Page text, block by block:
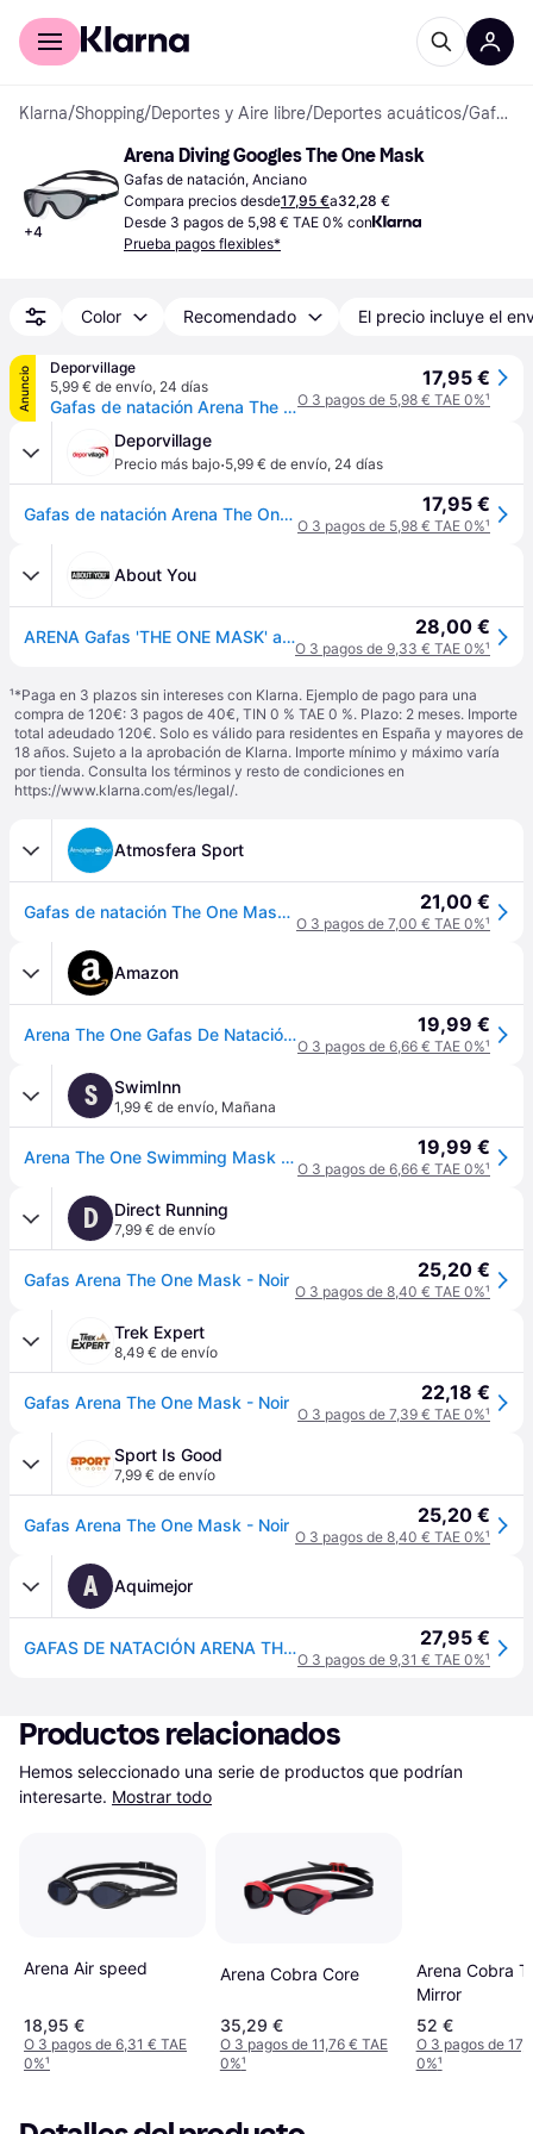
Comprar con Klarna
Klarna/Shopping/Deportes y Aire libre/Deportes acuáticos/ Gafas de natación
+4
Arena Diving Googles The One Mask
Gafas de natación, Anciano
Compara precios desde17,95 €a32,28 €
Desde 3 pagos de 5,98 € TAE 0% con
Prueba pagos flexibles*
Color Recomendado El precio incluye el
Anuncio
Deporvillage
5,99 € de envío, 24 días
Gafas de natación Arena The One negro con lentes ahumadas gris - Black
17,95 €
O 3 pagos de 5,98 € TAE 0%¹
Deporvillage
Precio más bajo·5,99 € de envío, 24 días
Gafas de natación Arena The One negro con lentes ahumadas gris - Black 17,95 €
O 3 pagos de 5,98 € TAE 0%¹
About You
ARENA Gafas 'THE ONE MASK' azul / transparente 28,00 €
O 3 pagos de 9,33 € TAE 0%¹
¹*Paga en 3 plazos sin intereses con Klarna. Ejemplo de pago para una
compra de 120€: 3 pagos de 40€, TIN 0 % TAE 0 %. Plazo: 2 meses. Importe
total adeudado 120€. Solo es válido para residentes en España y mayores de
18 años. Sujeto a la aprobación de Klarna. Importe mínimo y máximo varía
por tienda. Consulta los términos y resto de condiciones en
https://www.klarna.com/es/legal/.
Atmosfera Sport
Gafas de natación The One Mask TP - Multicolor - Talla única 21,00 €
O 3 pagos de 7,00 € TAE 0%¹
Amazon
Arena The One Gafas De Natación, Unisex Adulto, Smoke/Black, Talla Única 19,99 €
O 3 pagos de 6,66 € TAE 0%¹
S SwimInn
1,99 € de envío, Mañana
Arena The One Swimming Mask Negro 19,99 €
O 3 pagos de 6,66 € TAE 0%¹
D Direct Running
7,99 € de envío
Gafas Arena The One Mask - Noir 25,20 €
O 3 pagos de 8,40 € TAE 0%¹
Trek Expert
8,49 € de envío
Gafas Arena The One Mask - Noir 22,18 €
O 3 pagos de 7,39 € TAE 0%¹
Sport Is Good
7,99 € de envío
Gafas Arena The One Mask - Noir 25,20 €
O 3 pagos de 8,40 € TAE 0%¹
A Aquimejor
GAFAS DE NATACIÓN ARENA THE ONE MASK SMOKE, REF 0000003148-100 NEGRO 27,95 €
O 3 pagos de 9,31 € TAE 0%¹
Productos relacionados
Hemos seleccionado una serie de productos que podrían
interesarte. Mostrar todo
Arena Air speed
18,95 €
O 3 pagos de 6,31 € TAE
0%¹
Arena Cobra Core
35,29 €
O 3 pagos de 11,76 € TAE
0%¹
Arena Cobra
Mirror
52 €
O 3 pagos de
0%¹